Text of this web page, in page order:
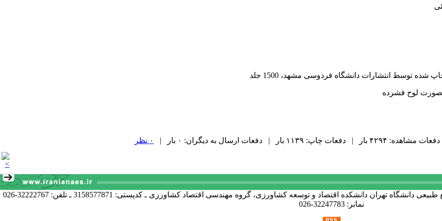
لوح فشرده
دفعات مشاهده: ۴۲۹۴ بار | دفعات چاپ: ۱۱۳۹ بار | دفعات ارسال به دیگران: ۰ بار | ۰ نظر
آدرس دبیرخانه انجمن: کرج خیابان دانشکده، پردیس کشاورزی و منابع طبیعی دانشگاه تهران دانشکده اقتصاد و توسعه کشاورزی، گروه مهندسی اقتصاد کشاورزی ـ کدپستی: 3158577871 ـ تلفن: 32222767-026
نمابر: 32247783-026